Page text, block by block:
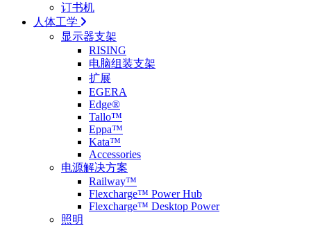
订书机
人体工学
显示器支架
RISING
电脑组装支架
扩展
EGERA
Edge®
Tallo™
Eppa™
Kata™
Accessories
电源解决方案
Railway™
Flexcharge™ Power Hub
Flexcharge™ Desktop Power
照明